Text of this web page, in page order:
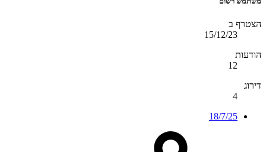
הצטרף ב
15/12/23
הודעות
12
דירוג
4
18/7/25